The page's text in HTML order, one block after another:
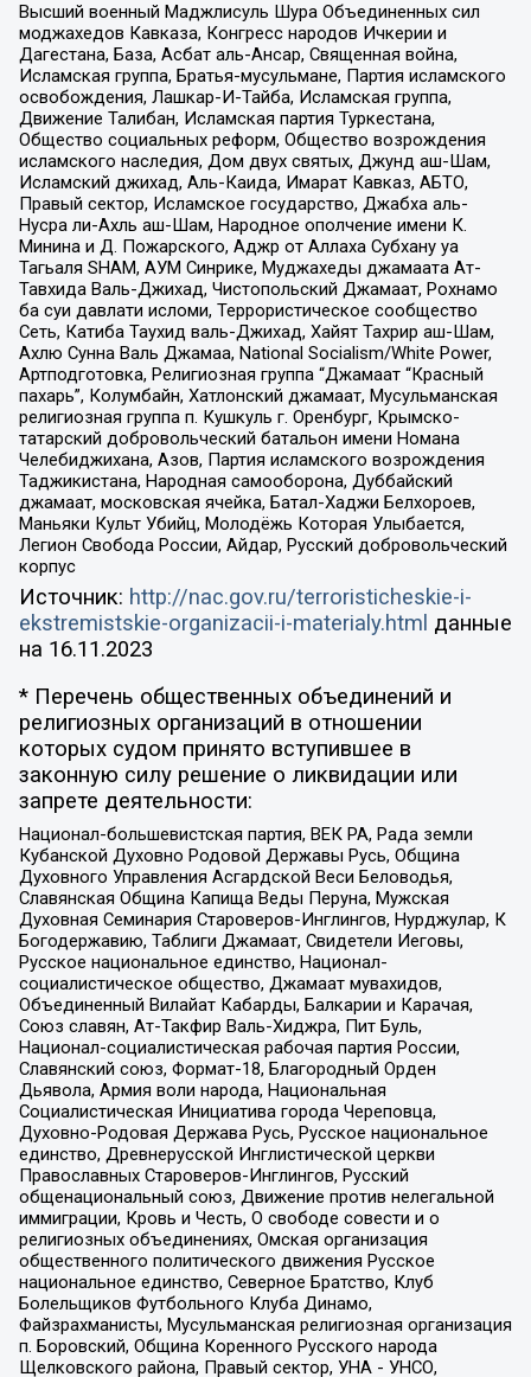
Высший военный Маджлисуль Шура Объединенных сил
моджахедов Кавказа, Конгресс народов Ичкерии и
Дагестана, База, Асбат аль-Ансар, Священная война,
Исламская группа, Братья-мусульмане, Партия исламского
освобождения, Лашкар-И-Тайба, Исламская группа,
Движение Талибан, Исламская партия Туркестана,
Общество социальных реформ, Общество возрождения
исламского наследия, Дом двух святых, Джунд аш-Шам,
Исламский джихад, Аль-Каида, Имарат Кавказ, АБТО,
Правый сектор, Исламское государство, Джабха аль-
Нусра ли-Ахль аш-Шам, Народное ополчение имени К.
Минина и Д. Пожарского, Аджр от Аллаха Субхану уа
Тагьаля SHAM, АУМ Синрике, Муджахеды джамаата Ат-
Тавхида Валь-Джихад, Чистопольский Джамаат, Рохнамо
ба суи давлати исломи, Террористическое сообщество
Сеть, Катиба Таухид валь-Джихад, Хайят Тахрир аш-Шам,
Ахлю Сунна Валь Джамаа, National Socialism/White Power,
Артподготовка, Религиозная группа “Джамаат “Красный
пахарь”, Колумбайн, Хатлонский джамаат, Мусульманская
религиозная группа п. Кушкуль г. Оренбург, Крымско-
татарский добровольческий батальон имени Номана
Челебиджихана, Азов, Партия исламского возрождения
Таджикистана, Народная самооборона, Дуббайский
джамаат, московская ячейка, Батал-Хаджи Белхороев,
Маньяки Культ Убийц, Молодёжь Которая Улыбается,
Легион Свобода России, Айдар, Русский добровольческий
корпус
Источник: http://nac.gov.ru/terroristicheskie-i-
ekstremistskie-organizacii-i-materialy.html данные
на 16.11.2023
* Перечень общественных объединений и
религиозных организаций в отношении
которых судом принято вступившее в
законную силу решение о ликвидации или
запрете деятельности:
Национал-большевистская партия, ВЕК РА, Рада земли
Кубанской Духовно Родовой Державы Русь, Община
Духовного Управления Асгардской Веси Беловодья,
Славянская Община Капища Веды Перуна, Мужская
Духовная Семинария Староверов-Инглингов, Нурджулар, К
Богодержавию, Таблиги Джамаат, Свидетели Иеговы,
Русское национальное единство, Национал-
социалистическое общество, Джамаат мувахидов,
Объединенный Вилайат Кабарды, Балкарии и Карачая,
Союз славян, Ат-Такфир Валь-Хиджра, Пит Буль,
Национал-социалистическая рабочая партия России,
Славянский союз, Формат-18, Благородный Орден
Дьявола, Армия воли народа, Национальная
Социалистическая Инициатива города Череповца,
Духовно-Родовая Держава Русь, Русское национальное
единство, Древнерусской Инглистической церкви
Православных Староверов-Инглингов, Русский
общенациональный союз, Движение против нелегальной
иммиграции, Кровь и Честь, О свободе совести и о
религиозных объединениях, Омская организация
общественного политического движения Русское
национальное единство, Северное Братство, Клуб
Болельщиков Футбольного Клуба Динамо,
Файзрахманисты, Мусульманская религиозная организация
п. Боровский, Община Коренного Русского народа
Щелковского района, Правый сектор, УНА - УНСО,